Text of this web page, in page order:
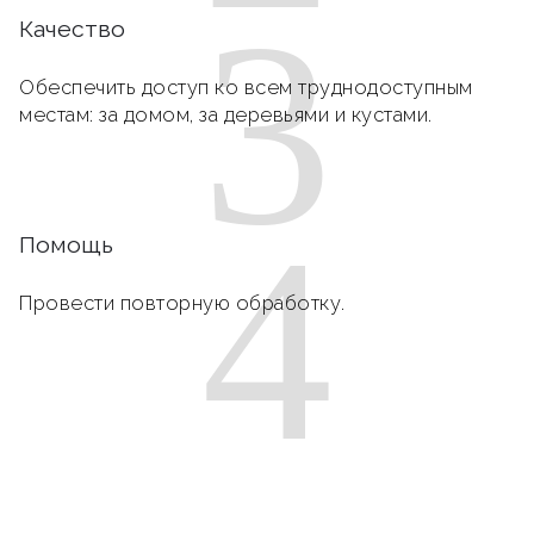
3
Качество
Обеспечить доступ ко всем труднодоступным
местам: за домом, за деревьями и кустами.
4
Помощь
Провести повторную обработку.